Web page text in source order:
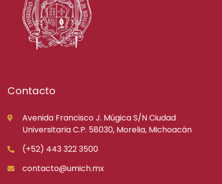
Contacto
Avenida Francisco J. Múgica S/N Ciudad
Universitaria C.P. 58030, Morelia, Michoacán
(+52) 443 322 3500
contacto@umich.mx